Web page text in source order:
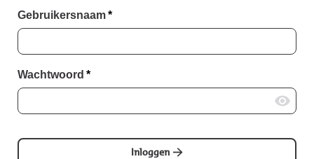
Gebruikersnaam*
Wachtwoord *
Inloggen